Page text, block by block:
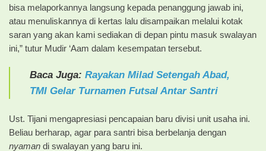
bisa melaporkannya langsung kepada penanggung jawab ini,
atau menuliskannya di kertas lalu disampaikan melalui kotak
saran yang akan kami sediakan di depan pintu masuk swalayan
ini,” tutur Mudir ‘Aam dalam kesempatan tersebut.
Baca Juga: Rayakan Milad Setengah Abad,
TMI Gelar Turnamen Futsal Antar Santri
Ust. Tijani mengapresiasi pencapaian baru divisi unit usaha ini.
Beliau berharap, agar para santri bisa berbelanja dengan
nyaman di swalayan yang baru ini.